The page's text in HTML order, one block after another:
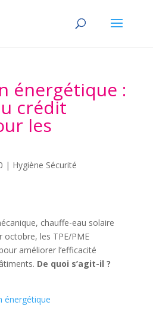
énergétique :
crédit
les
| Hygiène Sécurité
chauffe-eau solaire
les TPE/PME
améliorer l’efficacité
De quoi s’agit-il ?
énergétique